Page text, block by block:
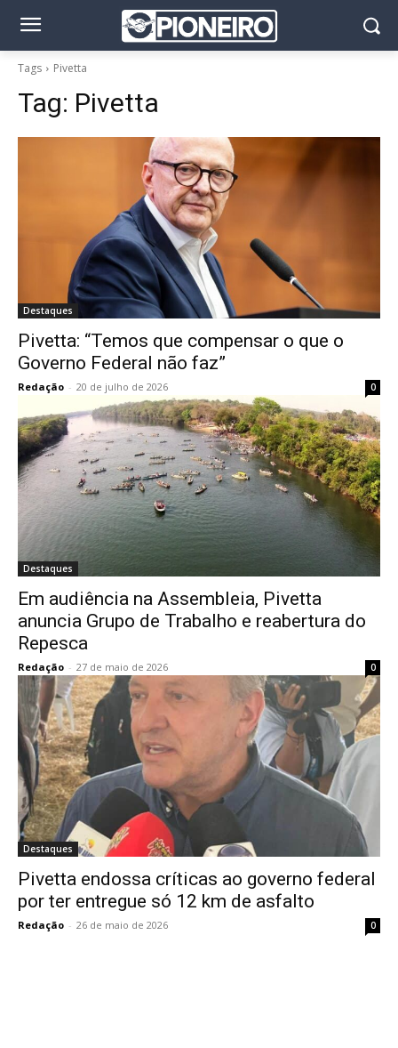
Tags Pivetta
Tag: Pivetta
Destaques
Pivetta: “Temos que compensar o que o
Governo Federal não faz”
Redação - 20 de julho de 2026 0
Destaques
Em audiência na Assembleia, Pivetta
anuncia Grupo de Trabalho e reabertura do
Repesca
Redação - 27 de maio de 2026 0
Destaques
Pivetta endossa críticas ao governo federal
por ter entregue só 12 km de asfalto
Redação - 26 de maio de 2026 0